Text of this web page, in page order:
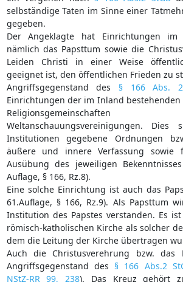
selbständige Taten im Sinne einer
gegeben.
Der Angeklagte hat Einrichtungen im
nämlich das Papsttum sowie die
Leiden Christi in einer Weise
geeignet ist, den öffentlichen Frieden zu
Angriffsgegenstand des § 166 Abs.
Einrichtungen der im Inland
Weltanschauungsvereinigungen.
Institutionen gegebene Ordnungen
äußere und innere Verfassung
Ausübung des jeweiligen
Auflage, § 166, Rz.8).
Eine solche Einrichtung ist auch das
61.Auflage, § 166, Rz.9). Als Papsttum
Institution des Papstes verstanden. Es
römisch-katholischen Kirche als solcher
dem die Leitung der Kirche übertragen
Auch die Christusverehrung bzw. das
Angriffsgegenstand des § 166 Abs.2
NStZ-RR 99, 238). Das Kreuz gehört